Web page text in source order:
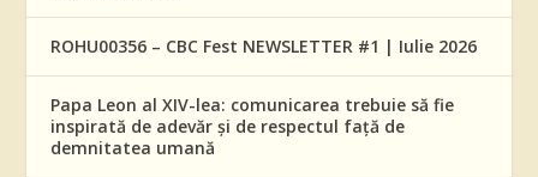
ROHU00356 – CBC Fest NEWSLETTER #1 | Iulie 2026
Papa Leon al XIV-lea: comunicarea trebuie să fie
inspirată de adevăr și de respectul față de
demnitatea umană